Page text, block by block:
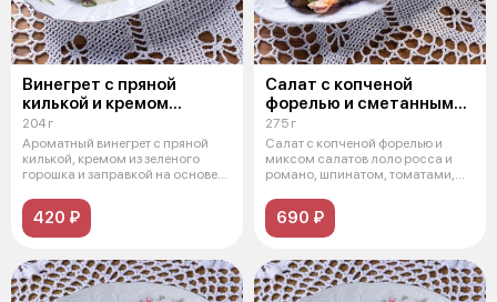
Винегрет с пряной
килькой и кремом
из зеленого горошка
204 г
Ароматный винегрет с пряной
килькой, кремом из зеленого
горошка и заправкой на основе
420 ₽
Салат с копченой
форелью и сметанным
соусом
275 г
Салат с копченой форелью и
миксом салатов лоло росса и
романо, шпинатом, томатами,
690 ₽